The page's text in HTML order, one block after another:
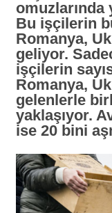
omuzlarında
Bu işçilerin
Romanya,
geliyor.
işçilerin
Romanya,
gelenlerle
yaklaşıyor.
ise 20 bini